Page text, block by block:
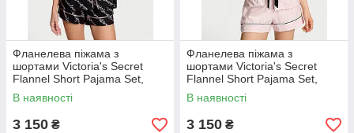
Фланелева піжама з
шортами Victoria's Secret
Flannel Short Pajama Set,
Чорна з написами
В наявності
3 150 ₴
Фланелева піжама з
шортами Victoria's Secret
Flannel Short Pajama Set,
Рожева в смужку
В наявності
3 150 ₴